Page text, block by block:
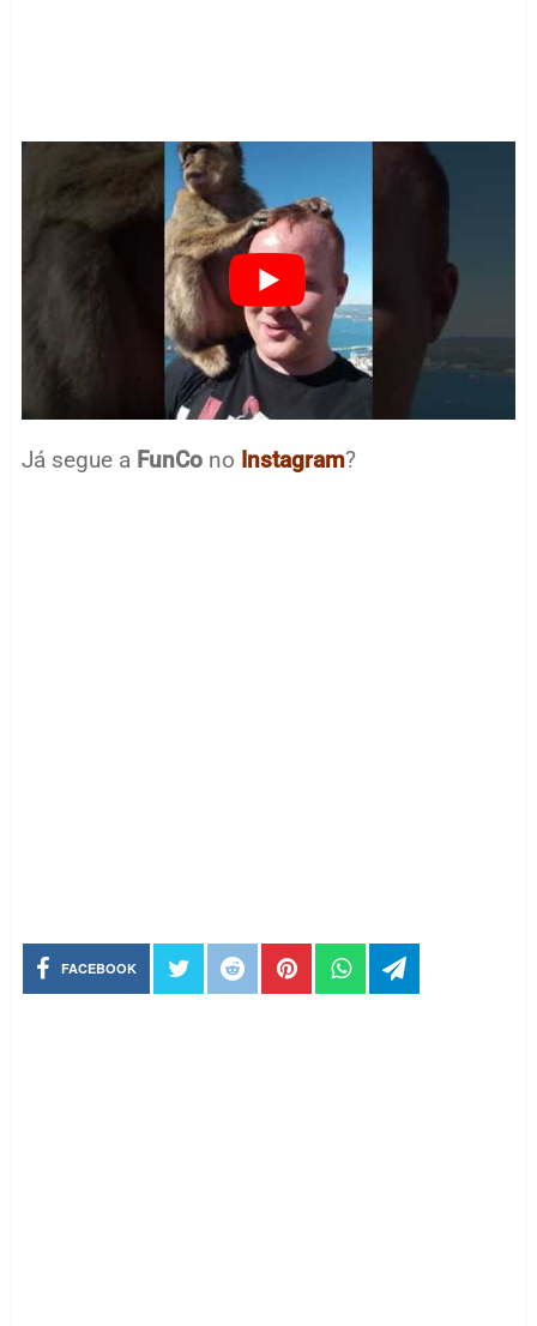
Já segue a FunCono Instagram?
FACEBOOK